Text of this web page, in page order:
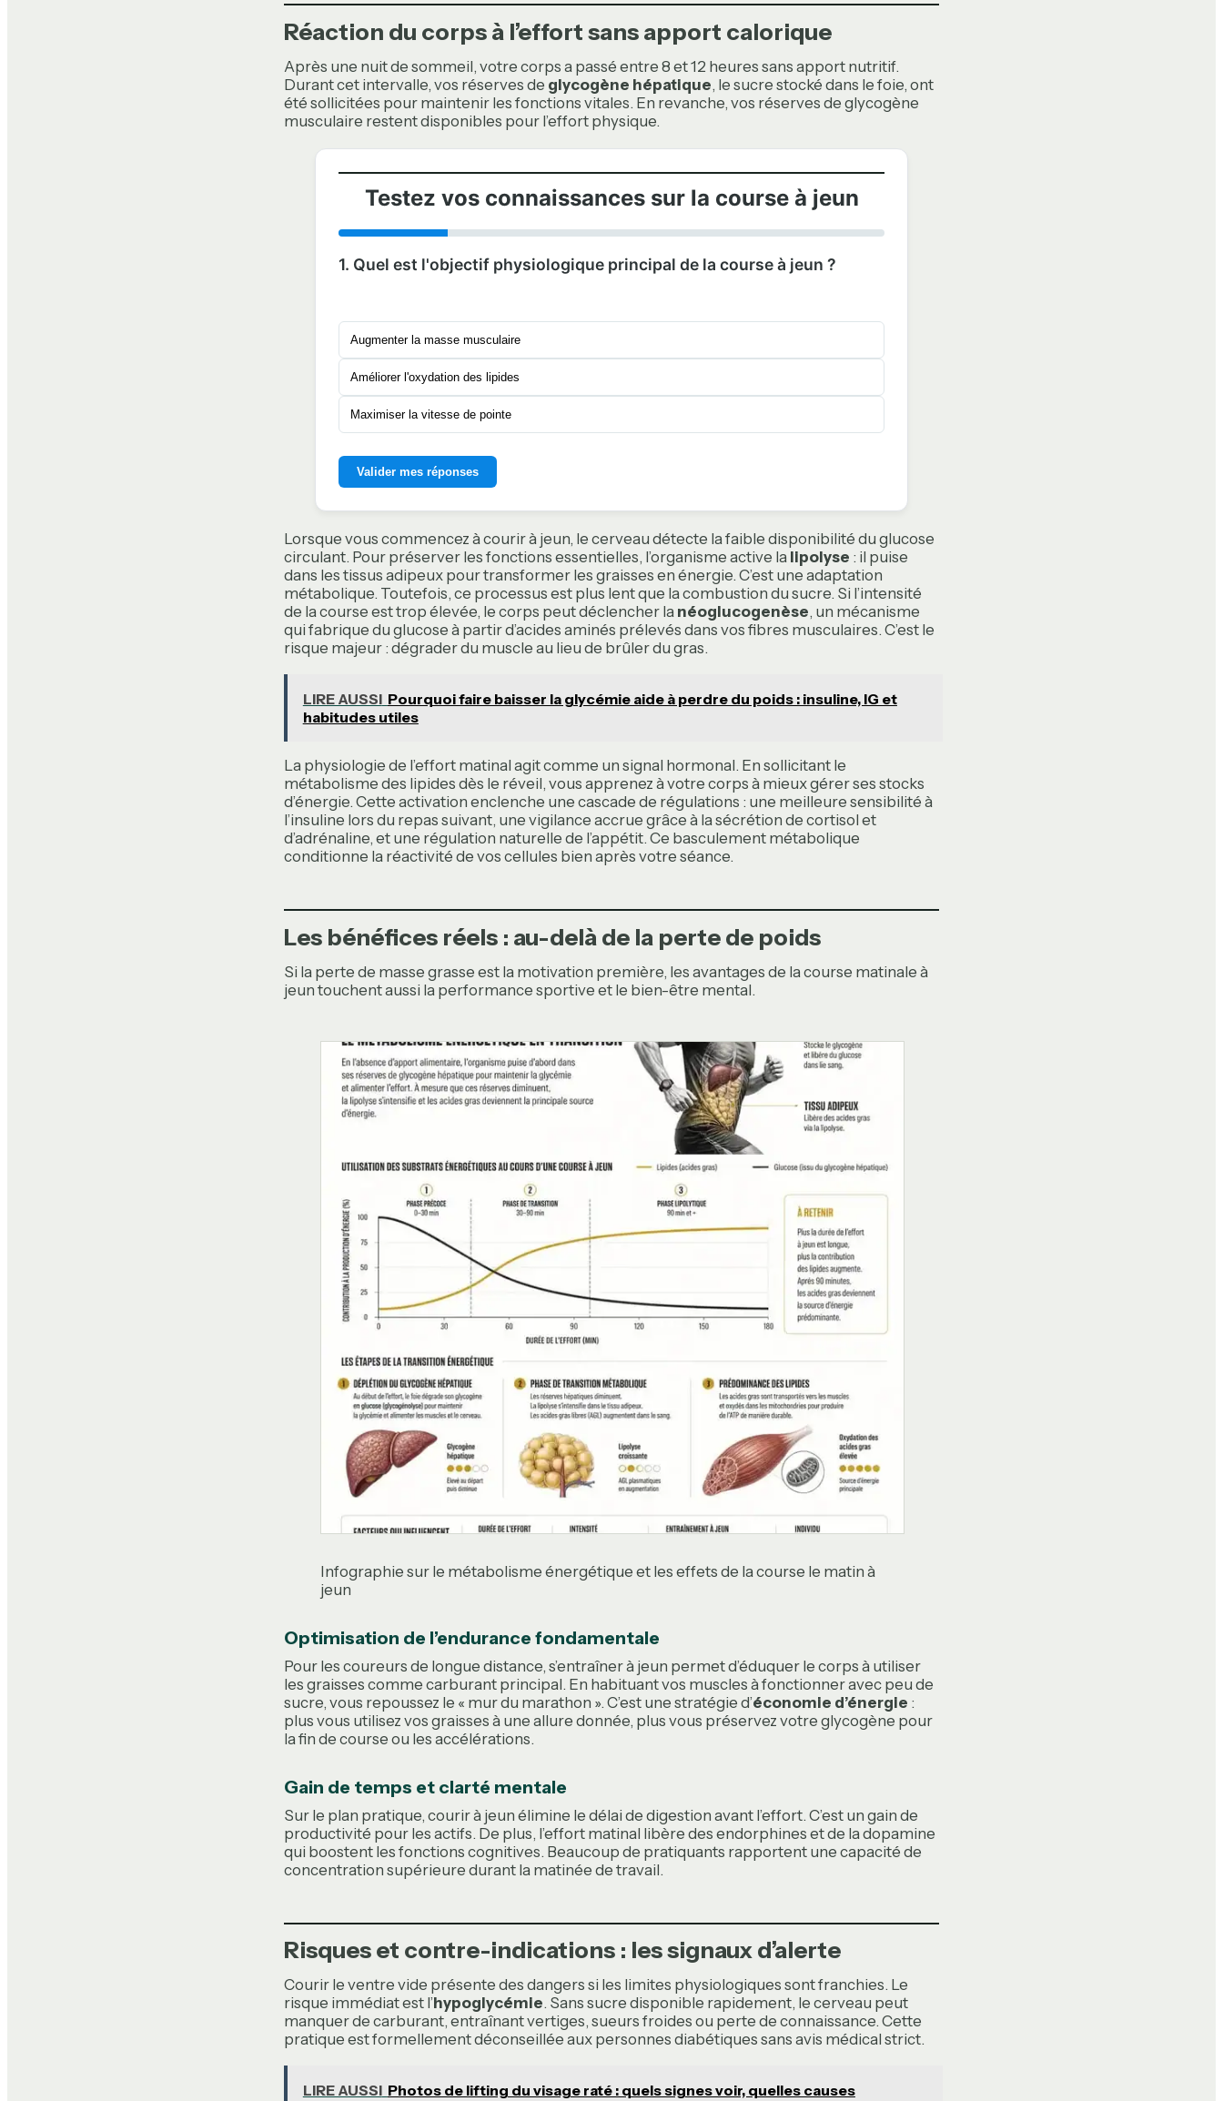
Réaction du corps à l’effort sans apport calorique
Après une nuit de sommeil, votre corps a passé entre 8 et 12 heures sans apport nutritif.
Durant cet intervalle, vos réserves de glycogène hépatique, le sucre stocké dans le foie, ont
été sollicitées pour maintenir les fonctions vitales. En revanche, vos réserves de glycogène
musculaire restent disponibles pour l’effort physique.
Testez vos connaissances sur la course à jeun
1. Quel est l'objectif physiologique principal de la course à jeun ?
Augmenter la masse musculaire
Améliorer l'oxydation des lipides
Maximiser la vitesse de pointe
Valider mes réponses
Lorsque vous commencez à courir à jeun, le cerveau détecte la faible disponibilité du glucose
circulant. Pour préserver les fonctions essentielles, l’organisme active la lipolyse : il puise
dans les tissus adipeux pour transformer les graisses en énergie. C’est une adaptation
métabolique. Toutefois, ce processus est plus lent que la combustion du sucre. Si l’intensité
de la course est trop élevée, le corps peut déclencher la néoglucogenèse, un mécanisme
qui fabrique du glucose à partir d’acides aminés prélevés dans vos fibres musculaires. C’est le
risque majeur : dégrader du muscle au lieu de brûler du gras.
LIRE AUSSI Pourquoi faire baisser la glycémie aide à perdre du poids : insuline, IG et
habitudes utiles
La physiologie de l’effort matinal agit comme un signal hormonal. En sollicitant le
métabolisme des lipides dès le réveil, vous apprenez à votre corps à mieux gérer ses stocks
d’énergie. Cette activation enclenche une cascade de régulations : une meilleure sensibilité à
l’insuline lors du repas suivant, une vigilance accrue grâce à la sécrétion de cortisol et
d’adrénaline, et une régulation naturelle de l’appétit. Ce basculement métabolique
conditionne la réactivité de vos cellules bien après votre séance.
Les bénéfices réels : au-delà de la perte de poids
Si la perte de masse grasse est la motivation première, les avantages de la course matinale à
jeun touchent aussi la performance sportive et le bien-être mental.
Infographie sur le métabolisme énergétique et les effets de la course le matin à
jeun
Optimisation de l’endurance fondamentale
Pour les coureurs de longue distance, s’entraîner à jeun permet d’éduquer le corps à utiliser
les graisses comme carburant principal. En habituant vos muscles à fonctionner avec peu de
sucre, vous repoussez le « mur du marathon ». C’est une stratégie d’économie d’énergie :
plus vous utilisez vos graisses à une allure donnée, plus vous préservez votre glycogène pour
la fin de course ou les accélérations.
Gain de temps et clarté mentale
Sur le plan pratique, courir à jeun élimine le délai de digestion avant l’effort. C’est un gain de
productivité pour les actifs. De plus, l’effort matinal libère des endorphines et de la dopamine
qui boostent les fonctions cognitives. Beaucoup de pratiquants rapportent une capacité de
concentration supérieure durant la matinée de travail.
Risques et contre-indications : les signaux d’alerte
Courir le ventre vide présente des dangers si les limites physiologiques sont franchies. Le
risque immédiat est l’hypoglycémie. Sans sucre disponible rapidement, le cerveau peut
manquer de carburant, entraînant vertiges, sueurs froides ou perte de connaissance. Cette
pratique est formellement déconseillée aux personnes diabétiques sans avis médical strict.
LIRE AUSSI Photos de lifting du visage raté : quels signes voir, quelles causes